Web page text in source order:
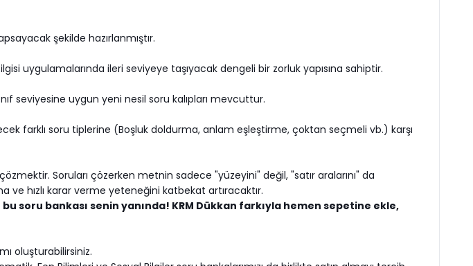
şekilde hazırlanmıştır.
uygulamalarında ileri seviyeye taşıyacak dengeli bir zorluk yapısına sahiptir.
seviyesine uygun yeni nesil soru kalıpları mevcuttur.
farklı soru tiplerine (Boşluk doldurma, anlam eşleştirme, çoktan seçmeli vb.) karşı
Soruları çözerken metnin sadece "yüzeyini" değil, "satır aralarını" da
hızlı karar verme yeteneğini katbekat artıracaktır.
soru bankası senin yanında! KRM Dükkan farkıyla hemen sepetine ekle,
oluşturabilirsiniz.